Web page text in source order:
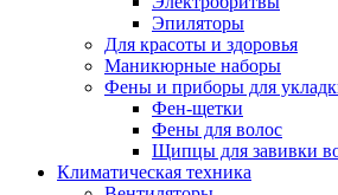
Эпиляторы
Для красоты и здоровья
Маникюрные наборы
Фены и приборы для
Фен-щетки
Фены для волос
Щипцы для завивки
Климатическая техника